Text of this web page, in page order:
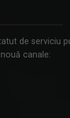
de serviciu
canale: